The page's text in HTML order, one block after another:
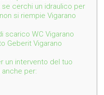
cerchi un idraulico per
si riempie Vigarano
scarico WC Vigarano
Geberit Vigarano
un intervento del tuo
per: